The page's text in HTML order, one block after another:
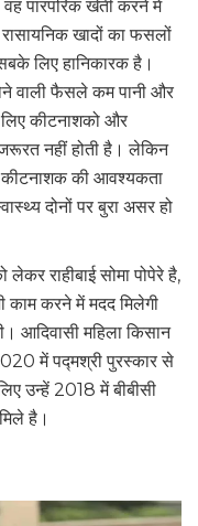
पारंपरिक खेती करने में
खादों का फसलों
लिए हानिकारक है।
वाली फैसले कम पानी और
कीटनाशको और
नहीं होती है। लेकिन
कीटनाशक की आवश्यकता
दोनों पर बुरा असर हो
राहीबाई सोमा पोपेरे है,
काम करने में मदद मिलेगी
आदिवासी महिला किसान
में पद्मश्री पुरस्कार से
उन्हें 2018 में बीबीसी
है।